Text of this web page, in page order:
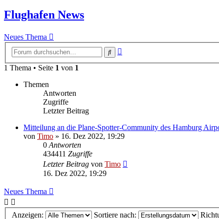
Flughafen News
Neues Thema
Suche
1 Thema • Seite 1 von 1
Themen
Antworten
Zugriffe
Letzter Beitrag
Mitteilung an die Plane-Spotter-Community des Hamburg
von Timo » 16. Dez 2022, 19:29
0 Antworten
434411 Zugriffe
Letzter Beitrag von Timo
16. Dez 2022, 19:29
Neues Thema
Anzeigen: Sortiere nach: